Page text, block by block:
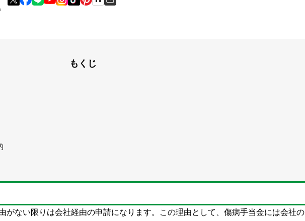
もくじ
がない限りは会社経由の申請になります。この理由として、傷病手当金には会社の